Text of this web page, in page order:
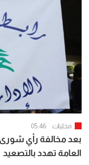
محليات 05:46
بعد مخالفة رأي شورى
العامة تهدد بالتصعيد